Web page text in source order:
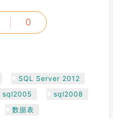
0
SQL Server 2012
sql2005
sql2008
数据表